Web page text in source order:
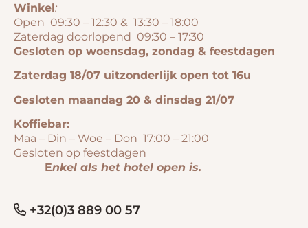
Winkel:
Open 09:30 – 12:30 & 13:30 – 18:00
Zaterdag doorlopend 09:30 – 17:30
Gesloten op woensdag, zondag & feestdagen
Zaterdag 18/07 uitzonderlijk open tot 16u
Gesloten maandag 20 & dinsdag 21/07
Koffiebar:
Maa – Din – Woe – Don 17:00 – 21:00
Gesloten op feestdagen
Enkel als het hotel open is.
+32(0)3 889 00 57